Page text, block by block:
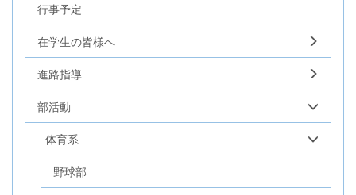
行事予定
在学生の皆様へ
進路指導
部活動
体育系
野球部